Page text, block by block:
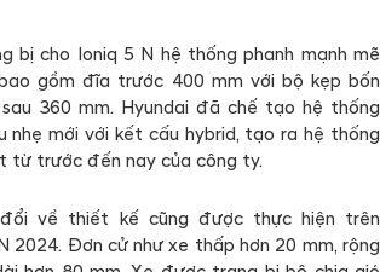
bị cho Ioniq 5 N hệ thống phanh mạnh mẽ
gồm đĩa trước 400 mm với bộ kẹp bốn
360 mm. Hyundai đã chế tạo hệ thống
nhẹ mới với kết cấu hybrid, tạo ra hệ thống
từ trước đến nay của công ty.
về thiết kế cũng được thực hiện trên
2024. Đơn cử như xe thấp hơn 20 mm, rộng